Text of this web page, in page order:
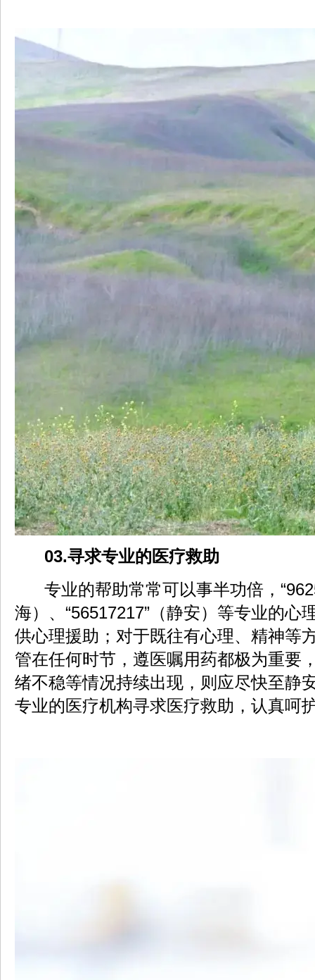
03.寻求专业的医疗救助
专业的帮助常常可以事半功倍，
海）、“56517217”（静安）等专业的心
供心理援助；对于既往有心理、精神等
管在任何时节，遵医嘱用药都极为重要
绪不稳等情况持续出现，则应尽快至静
专业的医疗机构寻求医疗救助，认真呵